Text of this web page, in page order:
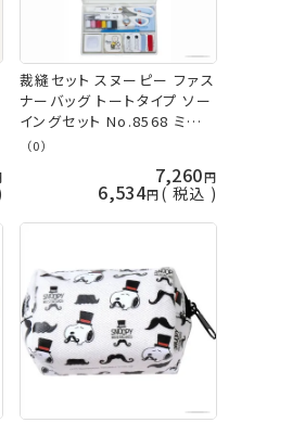
裁縫セット スヌーピー ファス
ナーバッグ トートタイプ ソー
イングセット No.8568 ミササ
裁縫セット
（0）
7,260
6,534 税込